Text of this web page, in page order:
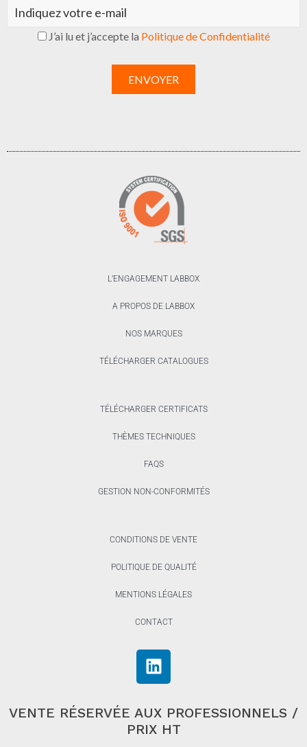
J’ai lu et j’accepte la Politique de Confidentialité
L’ENGAGEMENT LABBOX
A PROPOS DE LABBOX
NOS MARQUES
TÉLÉCHARGER CATALOGUES
TÉLÉCHARGER CERTIFICATS
THÈMES TECHNIQUES
FAQS
GESTION NON-CONFORMITÉS
CONDITIONS DE VENTE
POLITIQUE DE QUALITÉ
MENTIONS LÉGALES
CONTACT
VENTE RÉSERVÉE AUX PROFESSIONNELS /
PRIX HT